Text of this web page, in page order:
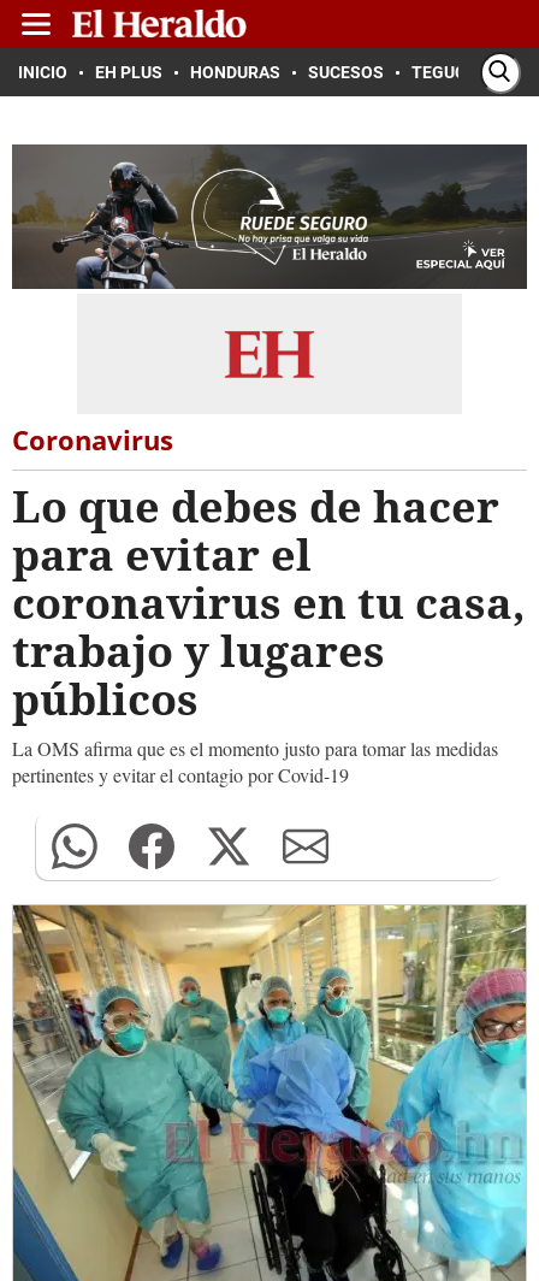
INICIO EH PLUS HONDURAS SUCESOS TEGUCIGALPA
Coronavirus
Lo que debes de hacer
para evitar el
coronavirus en tu casa,
trabajo y lugares
públicos
La OMS afirma que es el momento justo para tomar las medidas
pertinentes y evitar el contagio por Covid-19